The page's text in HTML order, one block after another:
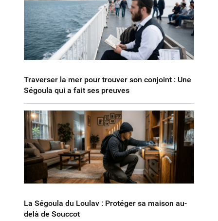
Traverser la mer pour trouver son conjoint : Une
Ségoula qui a fait ses preuves
La Ségoula du Loulav : Protéger sa maison au-
delà de Souccot